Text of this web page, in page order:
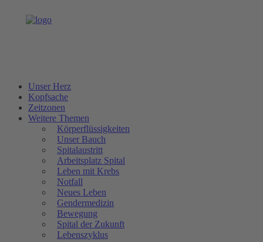
Unser Herz
Kopfsache
Zeitzonen
Weitere Themen
Körperflüssigkeiten
Unser Bauch
Spitalaustritt
Arbeitsplatz Spital
Leben mit Krebs
Notfall
Neues Leben
Gendermedizin
Bewegung
Spital der Zukunft
Lebenszyklus